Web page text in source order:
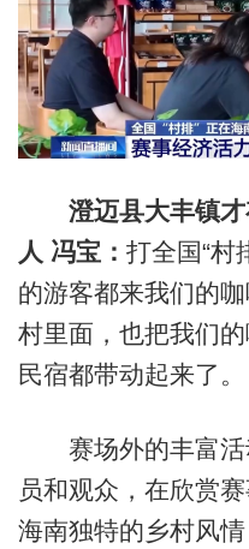
澄迈县大丰镇
人 冯宝： 打全国“村
的游客都来我们的
村里面，也把我们的
民宿都带动起来了。
赛场外的丰富活
员和观众，在欣赏
海南独特的乡村风